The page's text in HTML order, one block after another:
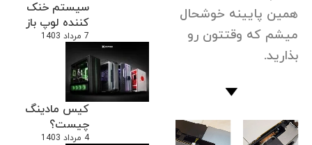
سیستم خنک
کننده لوپ باز
7 مرداد 1403
کیس مادینگ
چیست؟
4 مرداد 1403
همین پایینه خوشحال
میشم که وقتتون رو
بذارید.